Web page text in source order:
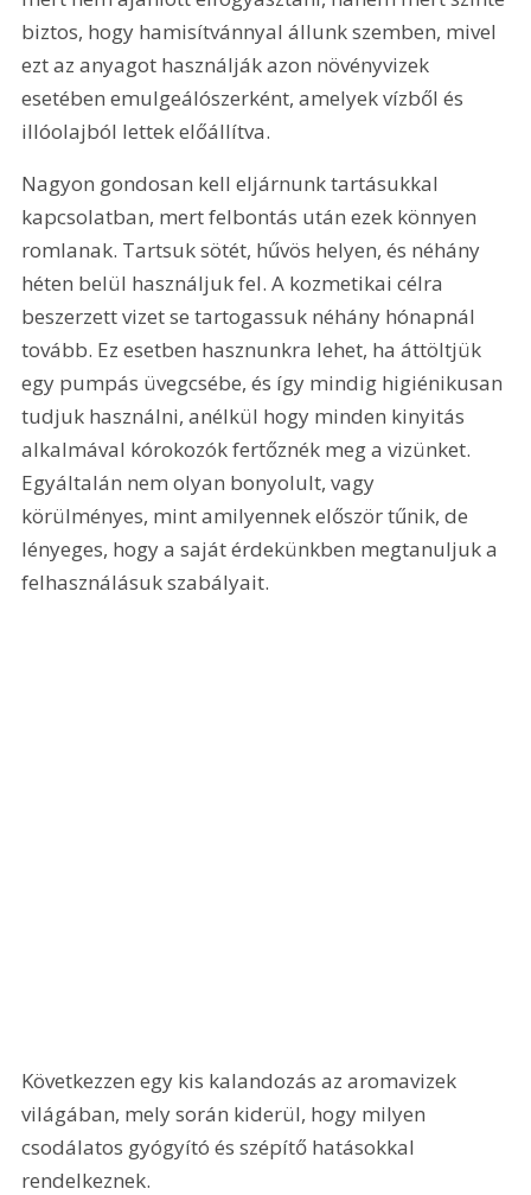
biztos, hogy hamisítvánnyal állunk szemben, mivel
ezt az anyagot használják azon növényvizek
esetében emulgeálószerként, amelyek vízből és
illóolajból lettek előállítva.
Nagyon gondosan kell eljárnunk tartásukkal
kapcsolatban, mert felbontás után ezek könnyen
romlanak. Tartsuk sötét, hűvös helyen, és néhány
héten belül használjuk fel. A kozmetikai célra
beszerzett vizet se tartogassuk néhány hónapnál
tovább. Ez esetben hasznunkra lehet, ha áttöltjük
egy pumpás üvegcsébe, és így mindig higiénikusan
tudjuk használni, anélkül hogy minden kinyitás
alkalmával kórokozók fertőznék meg a vizünket.
Egyáltalán nem olyan bonyolult, vagy
körülményes, mint amilyennek először tűnik, de
lényeges, hogy a saját érdekünkben megtanuljuk a
felhasználásuk szabályait.
Következzen egy kis kalandozás az aromavizek
világában, mely során kiderül, hogy milyen
csodálatos gyógyító és szépítő hatásokkal
rendelkeznek.